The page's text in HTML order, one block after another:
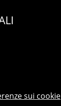
sui cookie